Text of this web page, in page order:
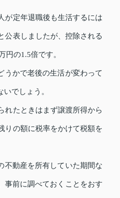
が定年退職後も生活するには
公表しましたが、控除される
円の1.5倍です。
うかで老後の生活が変わって
でしょう。
れたときはまず譲渡所得から
りの額に税率をかけて税額を
不動産を所有していた期間な
事前に調べておくことをおす